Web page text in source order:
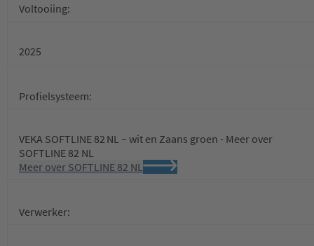
Voltooiing:
2025
Profielsysteem:
VEKA SOFTLINE 82 NL – wit en Zaans groen - Meer over
SOFTLINE 82 NL
Meer over SOFTLINE 82 NL
Verwerker: